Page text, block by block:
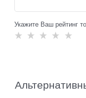
Укажите Ваш рейтинг